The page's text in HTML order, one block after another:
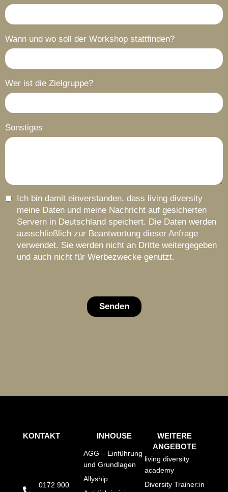
Wann und wo soll der Workshop stattfinden?
Wer ist die Zielgruppe?
Sonstiges
Ich bin damit einverstanden, dass living diversity
meine Daten und meine Nachricht auf gesicherten
Servern in Deutschland speichert. Die Daten werden
ausschließlich zur Beantwortung dieser Anfrage
verwendet. Sie werden nicht an Dritte weitergegeben
und auch nicht für Werbezwecke genutzt.
Senden
KONTAKT
0172 900
INHOUSE
AGG – Einführung
und Grundlagen
Allyship
WEITERE
ANGEBOTE
living diversity
academy
Diversity Trainer:in